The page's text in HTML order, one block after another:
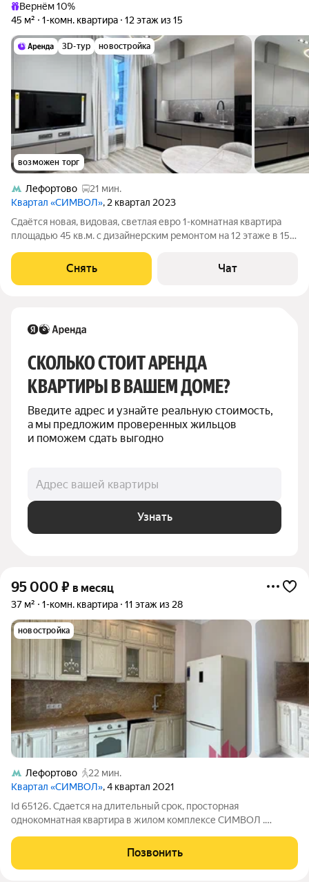
Вернём 10%
45 м²
1-комн. квартира 12 этаж из 15
3D-тур новостройка
возможен торг
Лефортово
21 мин.
Квартал «СИМВОЛ», 2 квартал 2023
Сдаётся новая, видовая, светлая евро 1-комнатная квартира
площадью 45 кв.м. с дизайнерским ремонтом на 12 этаже в 15-
техники есть: Телевизор Духовой шкаф Стиральная машина
Холодильник
Снять Чат
СКОЛЬКО СТОИТ АРЕНДА
КВАРТИРЫ В ВАШЕМ ДОМЕ?
Введите адрес и узнайте реальную стоимость,
а мы предложим проверенных жильцов
и поможем сдать выгодно
Адрес вашей квартиры
Узнать
95 000 ₽ в месяц
37 м² 1-комн. квартира 11 этаж из 28
новостройка
Лефортово
22 мин.
Квартал «СИМВОЛ», 4 квартал 2021
Id 65126. Сдается на длительный срок, просторная
однокомнатная квартира в жилом комплексе СИМВОЛ .
комфорта есть все необходимое. Комплекс бизнес класса,
закрытый внутренний двор, вход по
Позвонить